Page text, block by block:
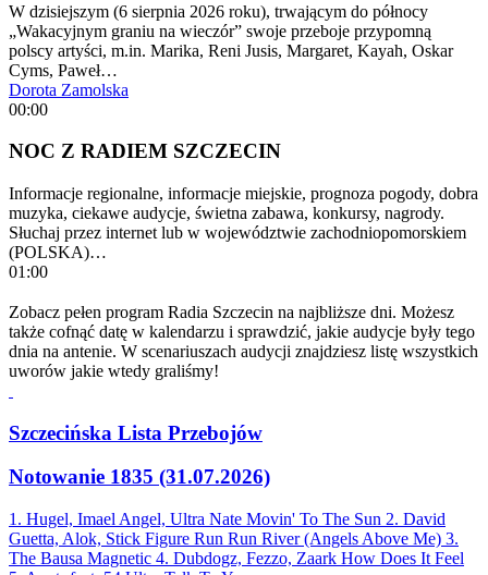
W dzisiejszym (6 sierpnia 2026 roku), trwającym do północy
„Wakacyjnym graniu na wieczór” swoje przeboje przypomną
polscy artyści, m.in. Marika, Reni Jusis, Margaret, Kayah, Oskar
Cyms, Paweł…
Dorota Zamolska
00:00
NOC Z RADIEM SZCZECIN
Informacje regionalne, informacje miejskie, prognoza pogody, dobra
muzyka, ciekawe audycje, świetna zabawa, konkursy, nagrody.
Słuchaj przez internet lub w województwie zachodniopomorskiem
(POLSKA)…
01:00
Zobacz pełen program Radia Szczecin na najbliższe dni. Możesz
także cofnąć datę w kalendarzu i sprawdzić, jakie audycje były tego
dnia na antenie. W scenariuszach audycji znajdziesz listę wszystkich
uworów jakie wtedy graliśmy!
Szczecińska Lista Przebojów
Notowanie 1835 (31.07.2026)
1. Hugel, Imael Angel, Ultra Nate Movin' To The Sun 2. David
Guetta, Alok, Stick Figure Run Run River (Angels Above Me) 3.
The Bausa Magnetic 4. Dubdogz, Fezzo, Zaark How Does It Feel